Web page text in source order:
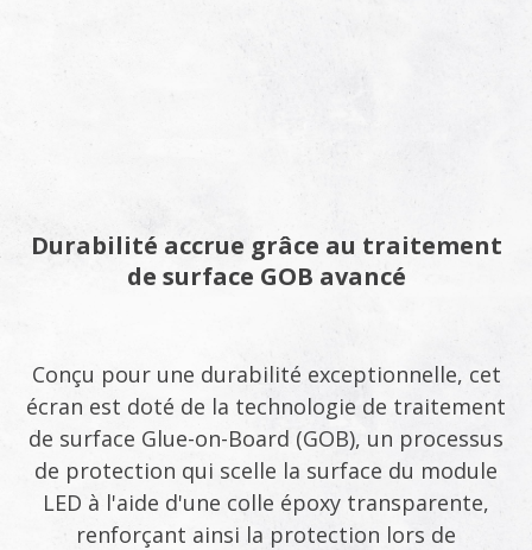
Durabilité accrue grâce au traitement
de surface GOB avancé
Conçu pour une durabilité exceptionnelle, cet
écran est doté de la technologie de traitement
de surface Glue-on-Board (GOB), un processus
de protection qui scelle la surface du module
LED à l'aide d'une colle époxy transparente,
renforçant ainsi la protection lors de